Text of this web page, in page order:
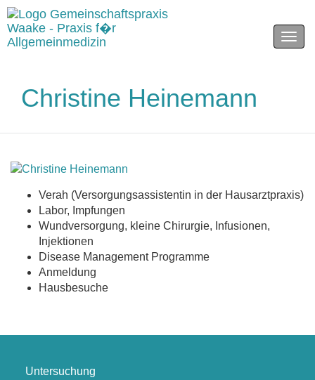
Christine Heinemann
Verah (Versorgungsassistentin in der Hausarztpraxis)
Labor, Impfungen
Wundversorgung, kleine Chirurgie, Infusionen,
Injektionen
Disease Management Programme
Anmeldung
Hausbesuche
Untersuchung